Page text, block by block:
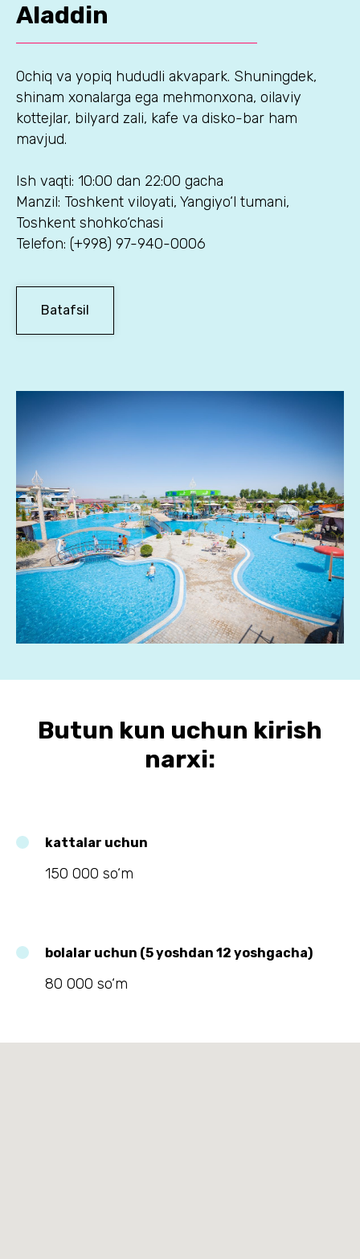
Aladdin
Ochiq va yopiq hududli akvapark. Shuningdek,
shinam xonalarga ega mehmonxona, oilaviy
kottejlar, bilyard zali, kafe va disko-bar ham
mavjud.
Ish vaqti: 10:00 dan 22:00 gacha
Manzil: Toshkent viloyati, Yangiyo‘l tumani,
Toshkent shohko‘chasi
Telefon: (+998) 97-940-0006
Batafsil
Butun kun uchun kirish
narxi:
kattalar uchun
150 000 so‘m
bolalar uchun (5 yoshdan 12 yoshgacha)
80 000 so‘m